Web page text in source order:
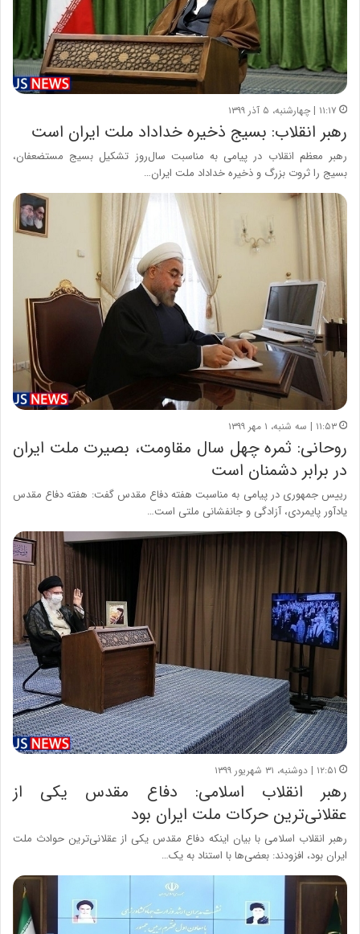
۱۱:۱۷ | چهارشنبه، ۵ آذر ۱۳۹۹
رهبر انقلاب: بسیج ذخیره خداداد ملت ایران است
رهبر معظم انقلاب در پیامی به مناسبت سال‌روز تشکیل بسیج مستضعفان،
بسیج را ثروت بزرگ و ذخیره خداداد ملت ایران…
۱۱:۵۳ | سه شنبه، ۱ مهر ۱۳۹۹
روحانی: ثمره چهل سال مقاومت، بصیرت ملت ایران
در برابر دشمنان است
رییس جمهوری در پیامی به مناسبت هفته دفاع مقدس گفت: هفته دفاع مقدس
یادآور پایمردی، آزادگی و جانفشانی ملتی است…
۱۲:۵۱ | دوشنبه، ۳۱ شهریور ۱۳۹۹
رهبر انقلاب اسلامی: دفاع مقدس یکی از
عقلانی‌ترین حرکات ملت ایران بود
رهبر انقلاب اسلامی با بیان اینکه دفاع مقدس یکی از عقلانی‌ترین حوادث ملت
ایران بود، افزودند: بعضی‌ها با استناد به یک…